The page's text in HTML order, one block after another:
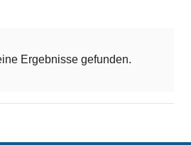
Ergebnisse gefunden.